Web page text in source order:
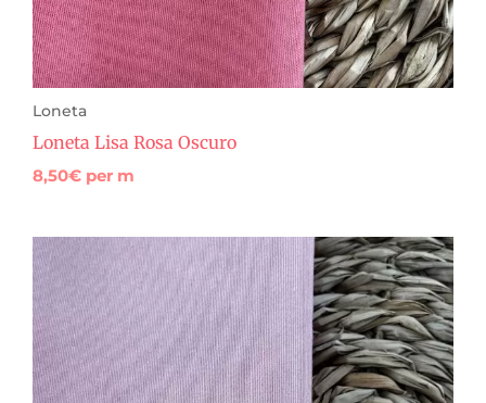
Loneta
Loneta Lisa Rosa Oscuro
8,50€ per m